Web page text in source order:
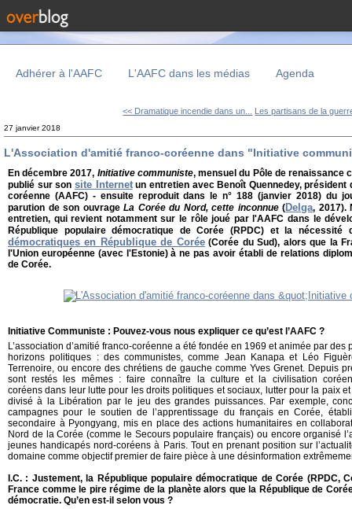
Adhérer à l'AAFC L'AAFC dans les médias Agenda
<< Dramatique incendie dans un... Les partisans de la
27 janvier 2018
L'Association d'amitié franco-coréenne dans "Initiative
En décembre 2017, Initiative communiste, mensuel du Pôle de renaissance
publié sur son site Internetun entretien avec Benoît Quennedey,
coréenne (AAFC) - ensuite reproduit dans le n° 188 (janvier 2018) du
parution de son ouvrageLa Corée du Nord, cette inconnue(Delga, 2017).
entretien, qui revient notamment sur le rôle joué par l'AAFC dans le
République populaire démocratique de Corée (RPDC) et la nécessité
démocratiques en République de Corée(Corée du Sud), alors que la
l'Union européenne (avec l'Estonie) à ne pas avoir établi de relations
de Corée.
Initiative Communiste : Pouvez-vous nous expliquer ce qu’est l’AAFC ?
L’association d’amitié franco-coréenne a été fondée en 1969 et animée par
horizons politiques : des communistes, comme Jean Kanapa et Léo
Terrenoire, ou encore des chrétiens de gauche comme Yves Grenet. Depuis
sont restés les mêmes : faire connaître la culture et la civilisation
coréens dans leur lutte pour les droits politiques et sociaux, lutter pour la paix
divisé à la Libération par le jeu des grandes puissances. Par exemple,
campagnes pour le soutien de l’apprentissage du français en Corée,
secondaire à Pyongyang, mis en place des actions humanitaires en
Nord de la Corée (comme le Secours populaire français) ou encore organisé
jeunes handicapés nord-coréens à Paris. Tout en prenant position sur
domaine comme objectif premier de faire pièce à une désinformation
I.C. : Justement, la République populaire démocratique de Corée (RPDC,
France comme le pire régime de la planète alors que la République de
démocratie. Qu’en est-il selon vous ?